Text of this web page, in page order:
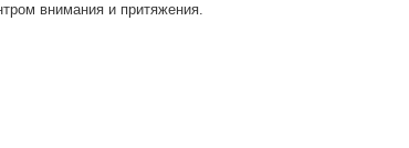
внимания и притяжения.